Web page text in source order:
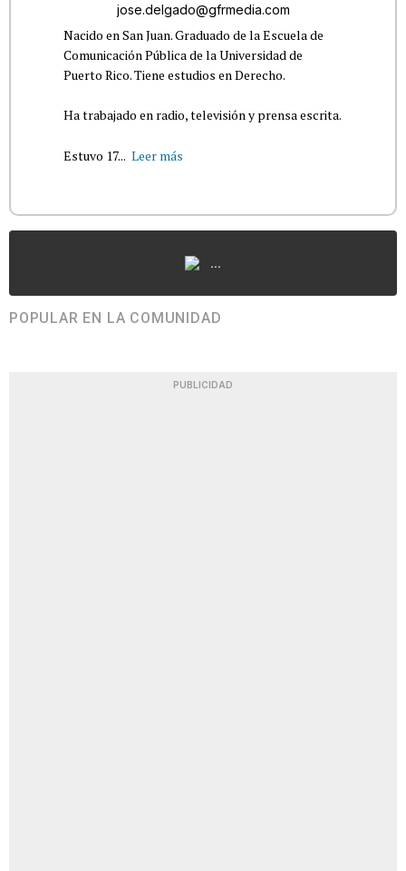
jose.delgado@gfrmedia.com
Nacido en San Juan. Graduado de la Escuela de
Comunicación Pública de la Universidad de
Puerto Rico. Tiene estudios en Derecho.
Ha trabajado en radio, televisión y prensa escrita.
Estuvo 17... Leer más
...
POPULAR EN LA COMUNIDAD
PUBLICIDAD